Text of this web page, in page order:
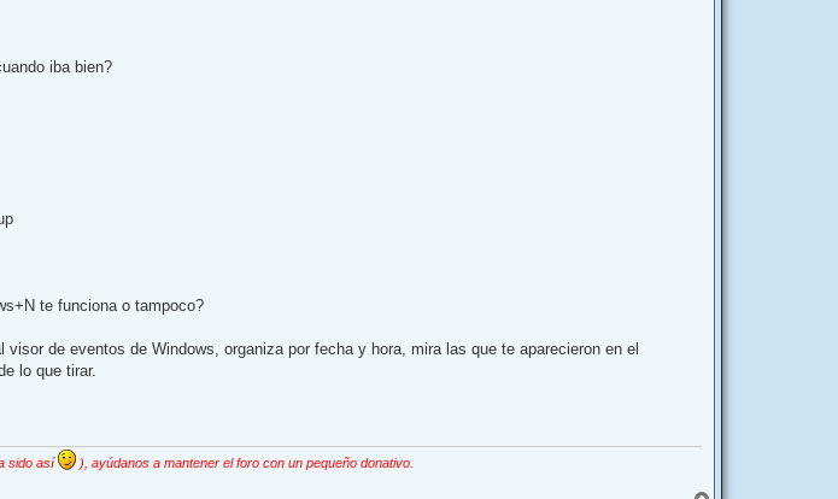
iba bien?
te funciona o tampoco?
de eventos de Windows, organiza por fecha y hora, mira las que te aparecieron en el
lo que tirar.
sido así
), ayúdanos a mantener el foro con un pequeño donativo.